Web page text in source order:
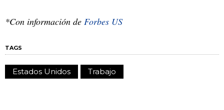
*Con información de Forbes US
TAGS
Estados Unidos Trabajo